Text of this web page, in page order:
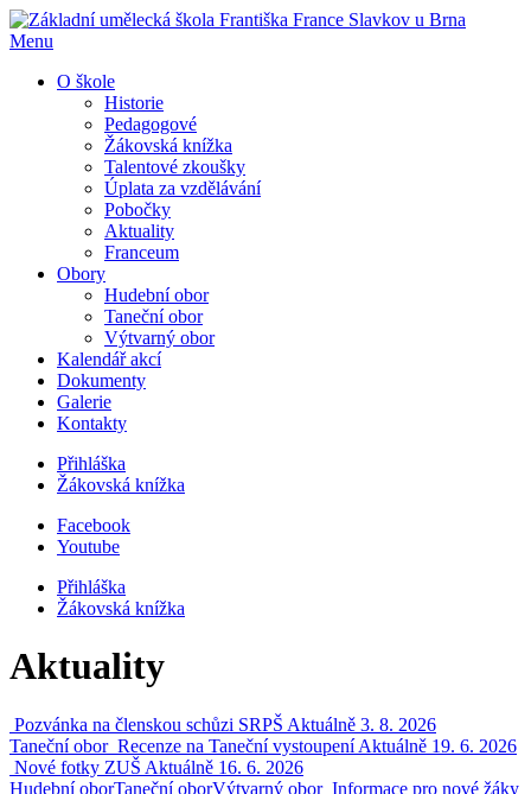
Menu
O škole
Historie
Pedagogové
Žákovská knížka
Talentové zkoušky
Úplata za vzdělávání
Pobočky
Aktuality
Franceum
Obory
Hudební obor
Taneční obor
Výtvarný obor
Kalendář akcí
Dokumenty
Galerie
Kontakty
Přihláška
Žákovská knížka
Facebook
Youtube
Přihláška
Žákovská knížka
Aktuality
Pozvánka na členskou schůzi SRPŠ Aktuálně 3. 8. 2026
Taneční obor Recenze na Taneční vystoupení Aktuálně 19. 6. 2026
Nové fotky ZUŠ Aktuálně 16. 6. 2026
Hudební oborTaneční oborVýtvarný obor Informace pro nové žáky